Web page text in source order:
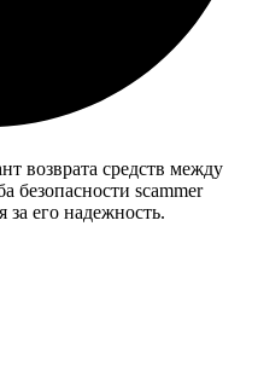
возврата средств между
scammer
за его надежность.